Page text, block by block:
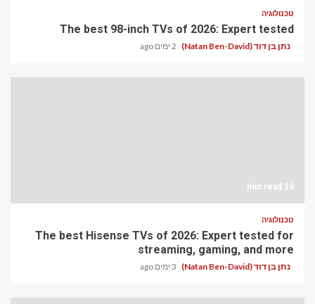
טכנולוגיה
The best 98-inch TVs of 2026: Expert tested
נתן בן דוד (Natan Ben-David) 2 ימים ago
10 min read
טכנולוגיה
The best Hisense TVs of 2026: Expert tested for
streaming, gaming, and more
נתן בן דוד (Natan Ben-David) 3 ימים ago